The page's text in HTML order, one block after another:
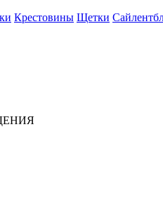
Крестовины Щетки